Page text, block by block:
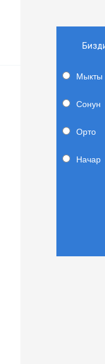
Мыкты
Сонун
Орто
Начар